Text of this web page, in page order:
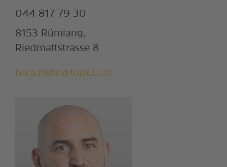
044 817 79 30
8153 Rümlang,
Riedmattstrasse 8
ivica.ristic@topCC.ch